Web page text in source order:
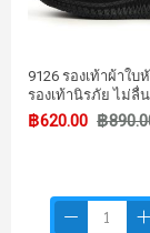
9126 รองเท้าผ้าใบ
รองเท้านิรภัย ไม่ลื่
฿620.00 ฿